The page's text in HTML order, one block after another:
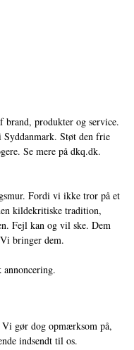
produkter og service.
Støt den frie
Se mere på dkq.dk.
Fordi vi ikke tror på et
kildekritiske tradition,
Fejl kan og vil ske. Dem
bringer dem.
gør dog opmærksom på,
indsendt til os.